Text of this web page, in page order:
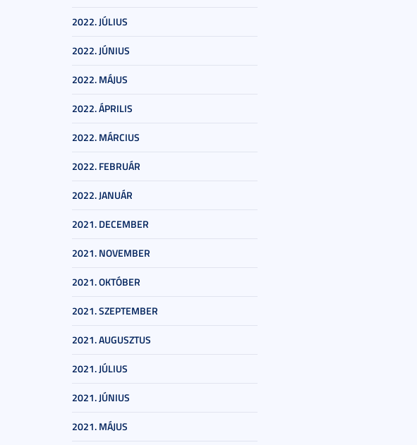
2022. JÚLIUS
2022. JÚNIUS
2022. MÁJUS
2022. ÁPRILIS
2022. MÁRCIUS
2022. FEBRUÁR
2022. JANUÁR
2021. DECEMBER
2021. NOVEMBER
2021. OKTÓBER
2021. SZEPTEMBER
2021. AUGUSZTUS
2021. JÚLIUS
2021. JÚNIUS
2021. MÁJUS